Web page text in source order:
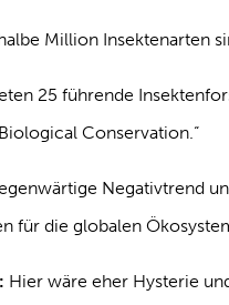
Million Insektenarten
25 führende
Conservation.“
Negativtrend
für die globalen
Hier wäre eher Hysterie